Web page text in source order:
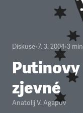
Diskuse•7. 3. 2004•3
Putinovy
zjevné
Anatolij V. Agapov